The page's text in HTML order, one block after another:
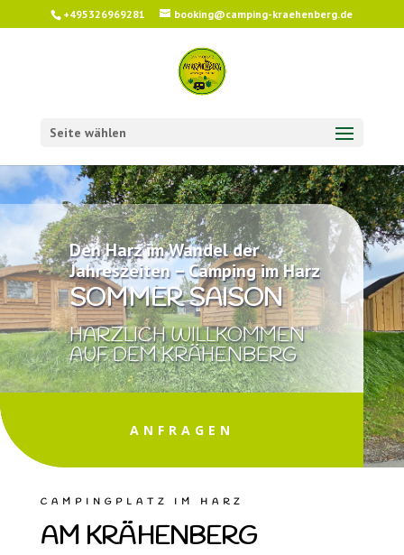
+495326969281 booking@camping-kraehenberg.de
Seite wählen
Den Harz im Wandel der
Jahreszeiten – Camping im Harz
SOMMER SAISON
HARZLICH WILLKOMMEN
AUF DEM KRÄHENBERG
ANFRAGEN
CAMPINGPLATZ IM HARZ
AM KRÄHENBERG